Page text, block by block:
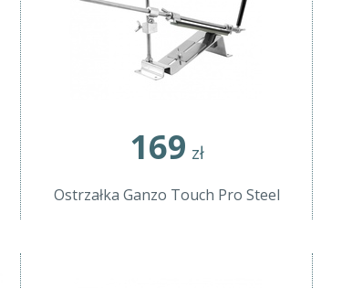
169 zł
Ostrzałka Ganzo Touch Pro Steel